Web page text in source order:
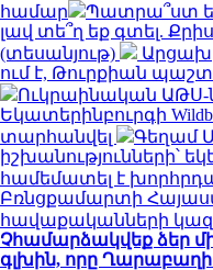
համար
Պատրա՞ստ
լավ տե՞ղ եք գտել.
(տեսանյութ)
ում է, Թուրքիան
Ուկրաինական ԱԹՍ-
Եկատերինբուրգի
տարհանվել
Գեղամ
իշխանությունների՝
համեմատել է
Բռնցքամարտի
հավաքականների
Չհամարձակվեք ձեր
գլխին, որը